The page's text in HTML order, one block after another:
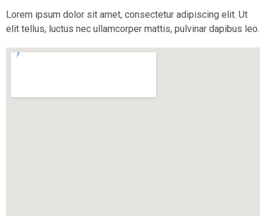
Lorem ipsum dolor sit amet, consectetur adipiscing elit. Ut
elit tellus, luctus nec ullamcorper mattis, pulvinar dapibus leo.